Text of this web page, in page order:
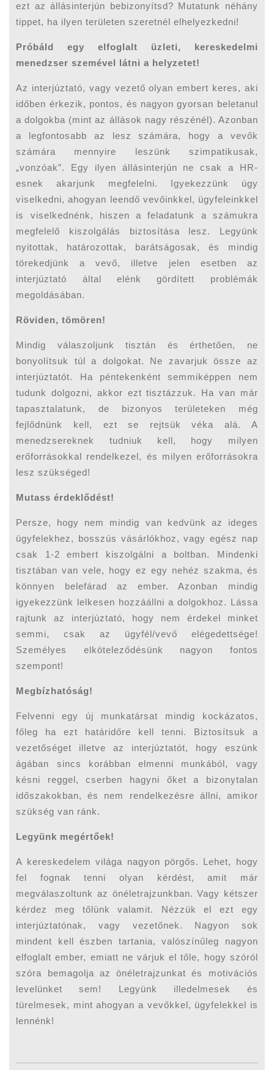
ezt az állásinterjún bebizonyítsd? Mutatunk néhány
tippet, ha ilyen területen szeretnél elhelyezkedni!
Próbáld egy elfoglalt üzleti, kereskedelmi
menedzser szemével látni a helyzetet!
Az interjúztató, vagy vezető olyan embert keres, aki
időben érkezik, pontos, és nagyon gyorsan beletanul
a dolgokba (mint az állások nagy részénél). Azonban
a legfontosabb az lesz számára, hogy a vevők
számára mennyire leszünk szimpatikusak,
„vonzóak”. Egy ilyen állásinterjún ne csak a HR-
esnek akarjunk megfelelni. Igyekezzünk úgy
viselkedni, ahogyan leendő vevőinkkel, ügyfeleinkkel
is viselkednénk, hiszen a feladatunk a számukra
megfelelő kiszolgálás biztosítása lesz. Legyünk
nyitottak, határozottak, barátságosak, és mindig
törekedjünk a vevő, illetve jelen esetben az
interjúztató által elénk gördített problémák
megoldásában.
Röviden, tömören!
Mindig válaszoljunk tisztán és érthetően, ne
bonyolítsuk túl a dolgokat. Ne zavarjuk össze az
interjúztatót. Ha péntekenként semmiképpen nem
tudunk dolgozni, akkor ezt tisztázzuk. Ha van már
tapasztalatunk, de bizonyos területeken még
fejlődnünk kell, ezt se rejtsük véka alá. A
menedzsereknek tudniuk kell, hogy milyen
erőforrásokkal rendelkezel, és milyen erőforrásokra
lesz szükséged!
Mutass érdeklődést!
Persze, hogy nem mindig van kedvünk az ideges
ügyfelekhez, bosszús vásárlókhoz, vagy egész nap
csak 1-2 embert kiszolgálni a boltban. Mindenki
tisztában van vele, hogy ez egy nehéz szakma, és
könnyen belefárad az ember. Azonban mindig
igyekezzünk lelkesen hozzáállni a dolgokhoz. Lássa
rajtunk az interjúztató, hogy nem érdekel minket
semmi, csak az ügyfél/vevő elégedettsége!
Személyes elköteleződésünk nagyon fontos
szempont!
Megbízhatóság!
Felvenni egy új munkatársat mindig kockázatos,
főleg ha ezt határidőre kell tenni. Biztosítsuk a
vezetőséget illetve az interjúztatót, hogy eszünk
ágában sincs korábban elmenni munkából, vagy
késni reggel, cserben hagyni őket a bizonytalan
időszakokban, és nem rendelkezésre állni, amikor
szükség van ránk.
Legyünk megértőek!
A kereskedelem világa nagyon pörgős. Lehet, hogy
fel fognak tenni olyan kérdést, amit már
megválaszoltunk az önéletrajzunkban. Vagy kétszer
kérdez meg tőlünk valamit. Nézzük el ezt egy
interjúztatónak, vagy vezetőnek. Nagyon sok
mindent kell észben tartania, valószínűleg nagyon
elfoglalt ember, emiatt ne várjuk el tőle, hogy szóról
szóra bemagolja az önéletrajzunkat és motivációs
levelünket sem! Legyünk illedelmesek és
türelmesek, mint ahogyan a vevőkkel, ügyfelekkel is
lennénk!